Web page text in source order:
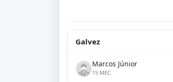
Galvez
Marcos Júnior
15 MEC